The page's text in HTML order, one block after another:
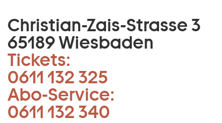
Christian-Zais-Strasse 3
65189 Wiesbaden
Tickets:
0611 132 325
Abo-Service:
0611 132 340